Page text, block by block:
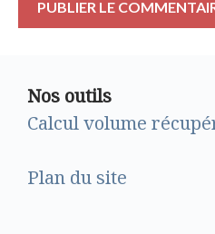
Nos outils
Calcul volume
Plan du site